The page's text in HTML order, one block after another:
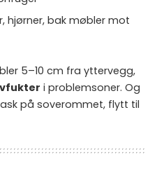
hjørner, bak møbler mot
5–10 cm fra yttervegg,
i problemsoner. Og
på soverommet, flytt til